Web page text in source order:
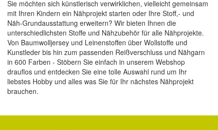
Sie möchten sich künstlerisch verwirklichen, vielleicht gemeinsam
mit Ihren Kindern ein Nähprojekt starten oder Ihre Stoff,- und
Näh-Grundausstattung erweitern? Wir bieten Ihnen die
unterschiedlichsten Stoffe und Nähzubehör für alle Nähprojekte.
Von Baumwolljersey und Leinenstoffen über Wollstoffe und
Kunstleder bis hin zum passenden Reißverschluss und Nähgarn
in 600 Farben - Stöbern Sie einfach in unserem Webshop
drauflos und entdecken Sie eine tolle Auswahl rund um Ihr
liebstes Hobby und alles was Sie für Ihr nächstes Nähprojekt
brauchen.